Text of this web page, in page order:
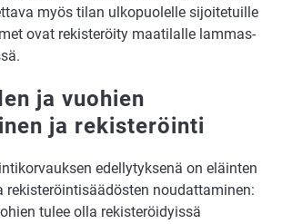
myös tilan ulkopuolelle sijoitetuille
ovat rekisteröity maatilalle lammas-
ja vuohien
ja rekisteröinti
edellytyksenä on eläinten
rekisteröintisäädösten noudattaminen:
tulee olla rekisteröidyissä